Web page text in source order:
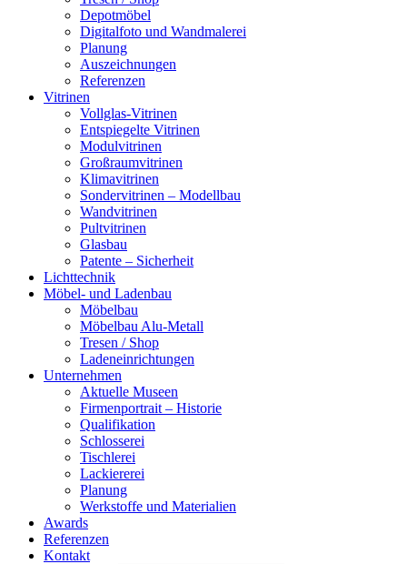
Depotmöbel
Digitalfoto und Wandmalerei
Planung
Auszeichnungen
Referenzen
Vitrinen
Vollglas-Vitrinen
Entspiegelte Vitrinen
Modulvitrinen
Großraumvitrinen
Klimavitrinen
Sondervitrinen – Modellbau
Wandvitrinen
Pultvitrinen
Glasbau
Patente – Sicherheit
Lichttechnik
Möbel- und Ladenbau
Möbelbau
Möbelbau Alu-Metall
Tresen / Shop
Ladeneinrichtungen
Unternehmen
Aktuelle Museen
Firmenportrait – Historie
Qualifikation
Schlosserei
Tischlerei
Lackiererei
Planung
Werkstoffe und Materialien
Awards
Referenzen
Kontakt